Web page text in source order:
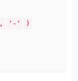
, '-'
)